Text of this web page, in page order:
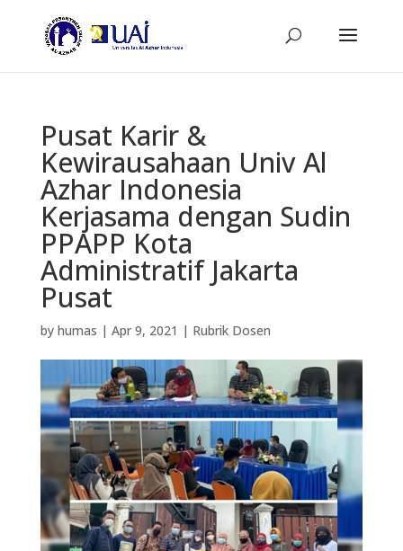
Pusat Karir &
Kewirausahaan Univ Al
Azhar Indonesia
Kerjasama dengan Sudin
PPAPP Kota
Administratif Jakarta
Pusat
by humas | Apr 9, 2021 | Rubrik Dosen